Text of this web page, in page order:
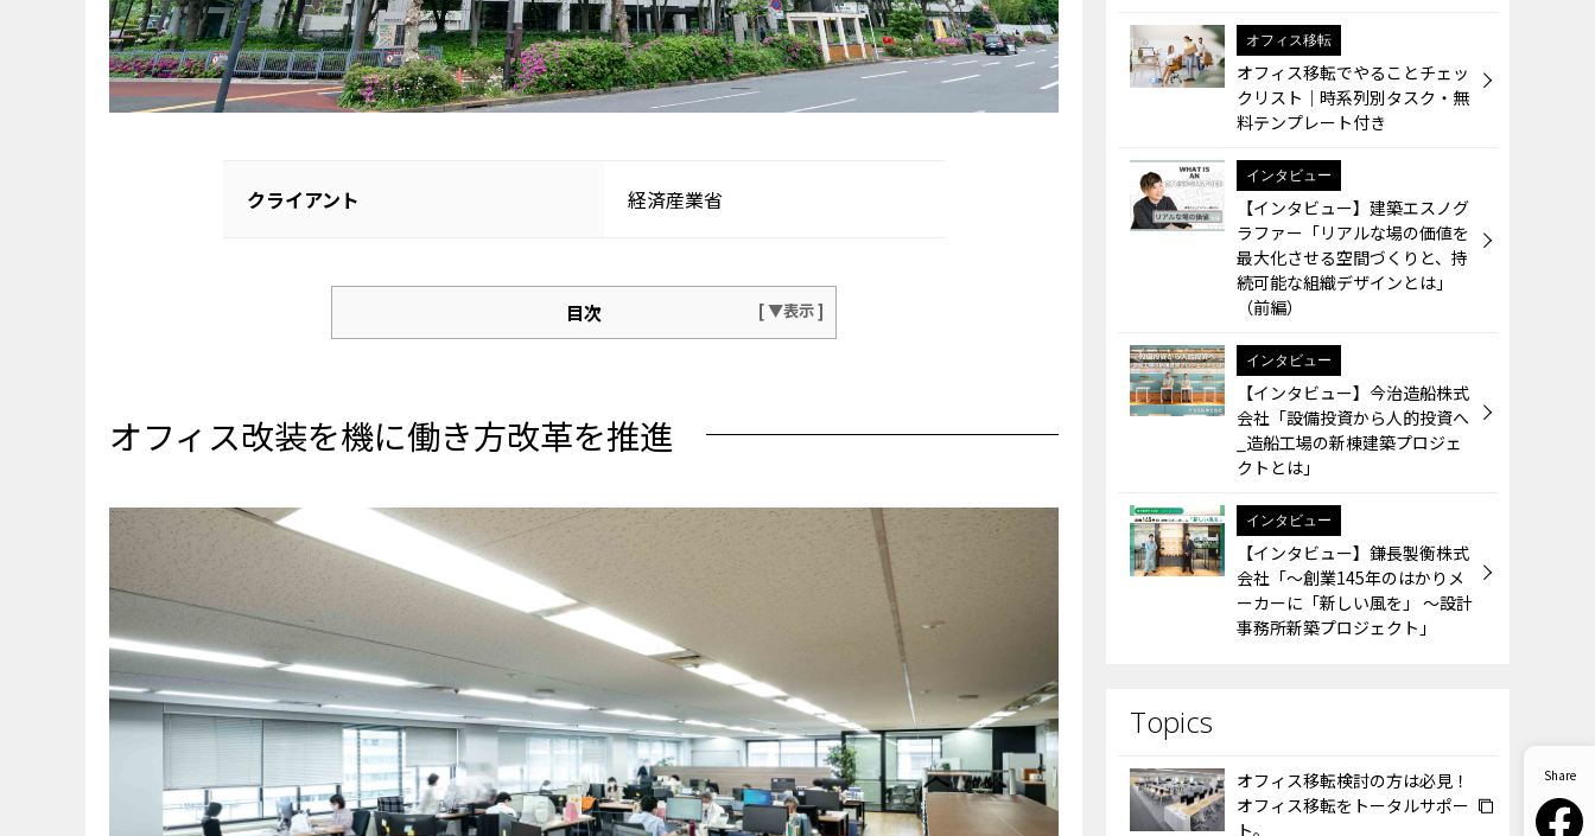
クライアント 経済産業省
目次
ワークスタイルに多様性を
オフィス改装を機に働き方改革を推進
オフィス移転
オフィス移転でやることチェッ
クリスト｜時系列別タスク・無
料テンプレート付き
インタビュー
【インタビュー】建築エスノグ
ラファー「リアルな場の価値を
最大化させる空間づくりと、持
続可能な組織デザインとは」
（前編）
インタビュー
【インタビュー】今治造船株式
会社「設備投資から人的投資へ
_造船工場の新棟建築プロジェ
クトとは」
インタビュー
【インタビュー】鎌長製衡株式
会社「～創業145年のはかりメ
ーカーに「新しい風を」 ～設計
事務所新築プロジェクト」
オフィス移転検討の方は必見！
オフィス移転をトータルサポー
ト。